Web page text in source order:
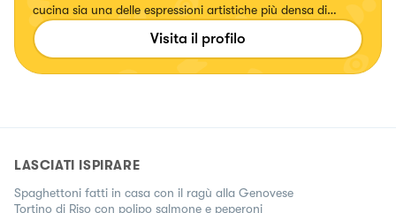
cucina sia una delle espressioni artistiche più densa di
amore che esista💖
https://www.instagram.com/dianacor14/
Visita il profilo
LASCIATI ISPIRARE
Spaghettoni fatti in casa con il ragù alla Genovese
Tortino di Riso con polipo salmone e peperoni